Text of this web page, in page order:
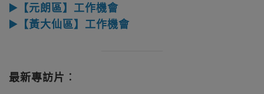
▶️【元朗區】工作機會
▶️【黃大仙區】工作機會
最新專訪片︰